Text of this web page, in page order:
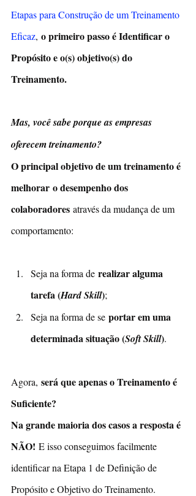
Etapas para Construção de um Treinamento
Eficaz, o primeiro passo é Identificar o
Propósito e o(s) objetivo(s) do
Treinamento.
Mas, você sabe porque as empresas
oferecem treinamento?
O principal objetivo de um treinamento é
melhorar o desempenho dos
colaboradores através da mudança de um
comportamento:
Seja na forma de realizar alguma
tarefa (Hard Skill);
Seja na forma de se portar em uma
determinada situação (Soft Skill).
Agora, será que apenas o Treinamento é
Suficiente?
Na grande maioria dos casos a resposta é
NÃO! E isso conseguimos facilmente
identificar na Etapa 1 de Definição de
Propósito e Objetivo do Treinamento.